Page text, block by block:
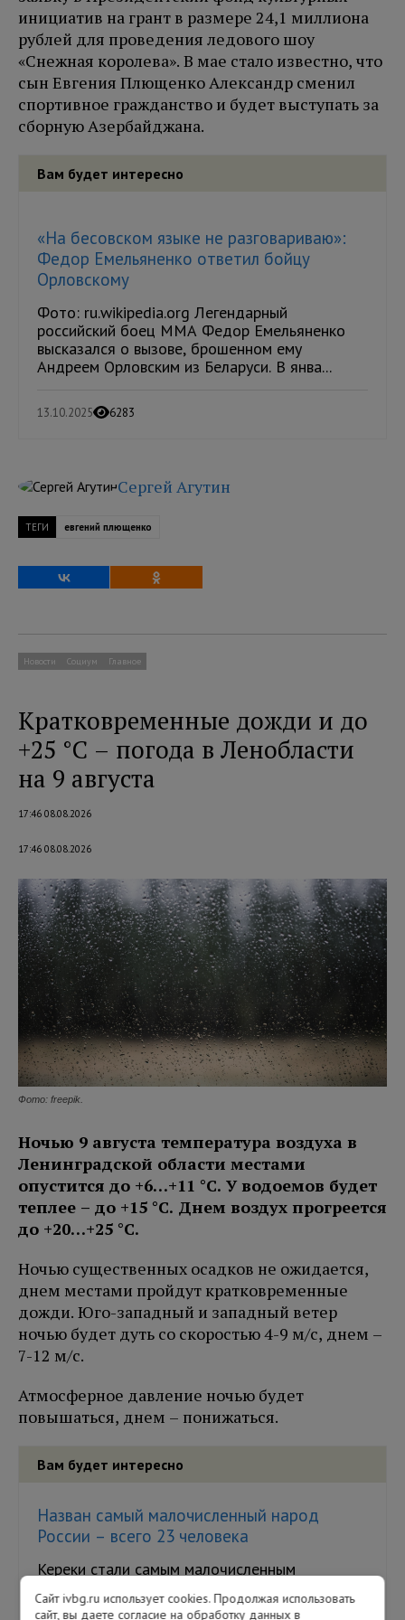
инициатив на грант в размере 24,1 миллиона
рублей для проведения ледового шоу
«Снежная королева». В мае стало известно, что
сын Евгения Плющенко Александр сменил
спортивное гражданство и будет выступать за
сборную Азербайджана.
Вам будет интересно
«На бесовском языке не разговариваю»:
Федор Емельяненко ответил бойцу
Орловскому
Фото: ru.wikipedia.org Легендарный
российский боец ММА Федор Емельяненко
высказался о вызове, брошенном ему
Андреем Орловским из Беларуси. В янва...
13.10.2025 6283
Сергей Агутин
ТЕГИ евгений плющенко
Новости Социум Главное
Кратковременные дожди и до
+25 °C – погода в Ленобласти
на 9 августа
17:46 08.08.2026
17:46 08.08.2026
Фото: freepik.
Ночью 9 августа температура воздуха в
Ленинградской области местами
опустится до +6…+11 °C. У водоемов будет
теплее – до +15 °C. Днем воздух прогреется
до +20…+25 °C.
Ночью существенных осадков не ожидается,
днем местами пройдут кратковременные
дожди. Юго-западный и западный ветер
ночью будет дуть со скоростью 4-9 м/с, днем –
7-12 м/с.
Атмосферное давление ночью будет
повышаться, днем – понижаться.
Вам будет интересно
Назван самый малочисленный народ
России – всего 23 человека
Кереки стали самым малочисленным
Федерального агентства по делам
Сайт ivbg.ru использует cookies. Продолжая использовать
сайт, вы даете согласие на обработку данных в